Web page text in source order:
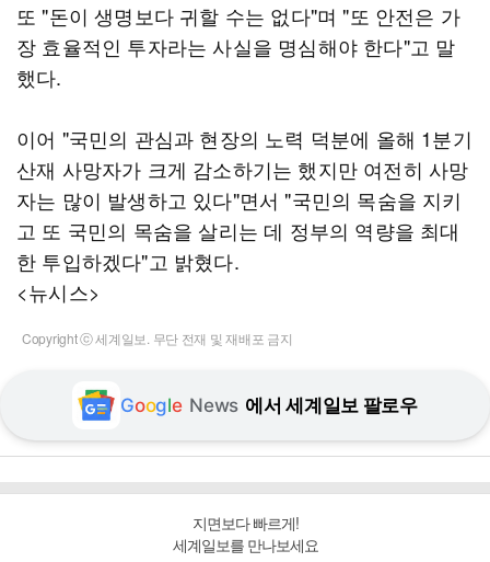
또 "돈이 생명보다 귀할 수는 없다"며 "또 안전은 가
장 효율적인 투자라는 사실을 명심해야 한다"고 말
했다.
이어 "국민의 관심과 현장의 노력 덕분에 올해 1분기
산재 사망자가 크게 감소하기는 했지만 여전히 사망
자는 많이 발생하고 있다"면서 "국민의 목숨을 지키
고 또 국민의 목숨을 살리는 데 정부의 역량을 최대
한 투입하겠다"고 밝혔다.
<뉴시스>
Copyright ⓒ 세계일보. 무단 전재 및 재배포 금지
Google News 에서 세계일보 팔로우
지면보다 빠르게!
세계일보를 만나보세요